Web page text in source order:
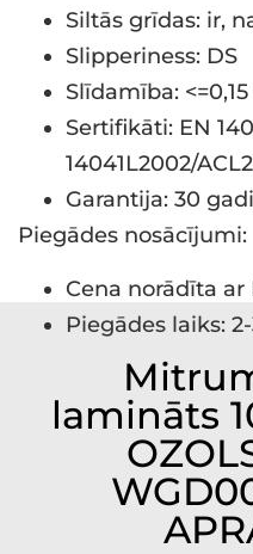
Siltās grīdas: ir,
Slipperiness: DS
Slīdamība:
Sertifikāti: EN
14041L2002/
Garantija: 30 gadi
Piegādes nosācījumi:
Cena norādīta ar
Piegādes laiks:
lamināts